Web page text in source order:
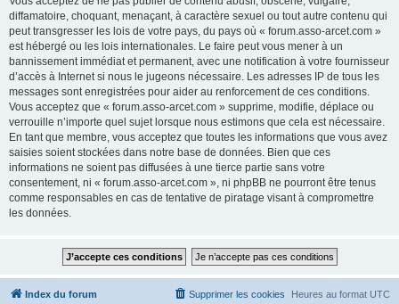
diffamatoire, choquant, menaçant, à caractère sexuel ou tout autre contenu qui
peut transgresser les lois de votre pays, du pays où « forum.asso-arcet.com »
est hébergé ou les lois internationales. Le faire peut vous mener à un
bannissement immédiat et permanent, avec une notification à votre fournisseur
d’accès à Internet si nous le jugeons nécessaire. Les adresses IP de tous les
messages sont enregistrées pour aider au renforcement de ces conditions.
Vous acceptez que « forum.asso-arcet.com » supprime, modifie, déplace ou
verrouille n’importe quel sujet lorsque nous estimons que cela est nécessaire.
En tant que membre, vous acceptez que toutes les informations que vous avez
saisies soient stockées dans notre base de données. Bien que ces
informations ne soient pas diffusées à une tierce partie sans votre
consentement, ni « forum.asso-arcet.com », ni phpBB ne pourront être tenus
comme responsables en cas de tentative de piratage visant à compromettre
les données.
Index du forum Heures au format UTC
Supprimer les cookies